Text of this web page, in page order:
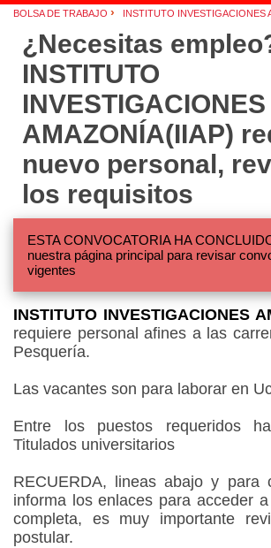
BOLSA DE TRABAJO › INSTITUTO INVESTIGACIONES
¿Necesitas
INSTITUTO
INVESTIGACIONES
AMAZONÍA(IIAP)
nuevo personal,
los requisitos
ESTA CONVOCATORIA HA
nuestra página principal para revisar
vigentes
INSTITUTO INVESTIGACIONES
requiere personal afines a las
Pesquería.
Las vacantes son para laborar en
Entre los puestos requeridos
Titulados universitarios
RECUERDA, lineas abajo y para
informa los enlaces para acceder
completa, es muy importante
postular.